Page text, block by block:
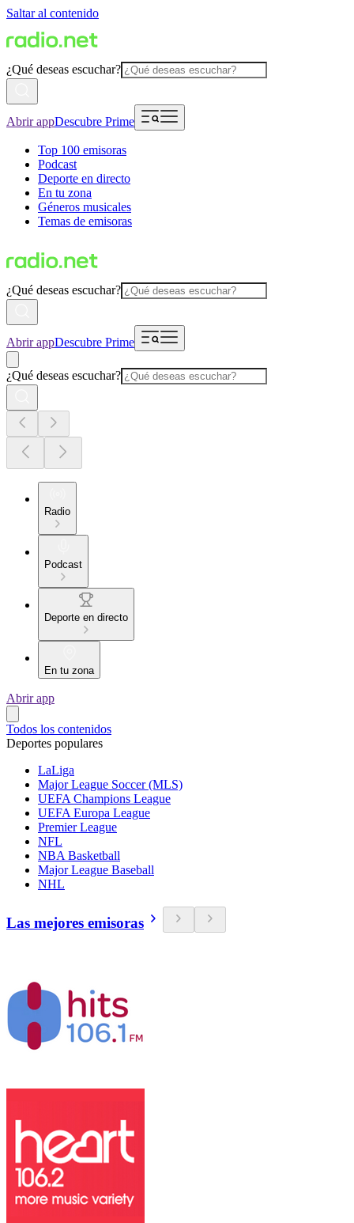
Saltar al contenido
¿Qué deseas escuchar?
Abrir appDescubre Prime
Top 100 emisoras
Podcast
Deporte en directo
En tu zona
Géneros musicales
Temas de emisoras
¿Qué deseas escuchar?
Abrir appDescubre Prime
¿Qué deseas escuchar?
Radio
Podcast
Deporte en directo
En tu zona
Abrir app
Todos los contenidos
Deportes populares
LaLiga
Major League Soccer (MLS)
UEFA Champions League
UEFA Europa League
Premier League
NFL
NBA Basketball
Major League Baseball
NHL
Las mejores emisoras